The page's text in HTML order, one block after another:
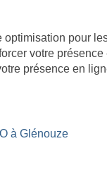
pour
votre présence
présence en
à Glénouze